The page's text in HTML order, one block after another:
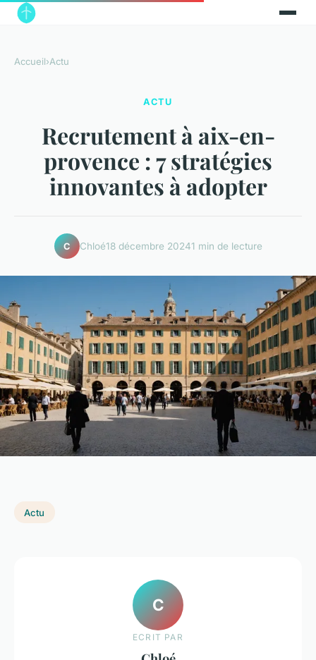
Accueil›Actu
ACTU
Recrutement à aix-en-
provence : 7 stratégies
innovantes à adopter
C Chloé18 décembre 20241 min de lecture
Actu
C
ECRIT PAR